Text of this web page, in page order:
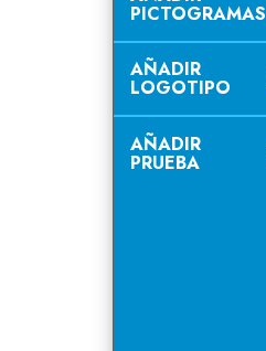
PICTOGRAMAS
AÑADIR
LOGOTIPO
AÑADIR
PRUEBA